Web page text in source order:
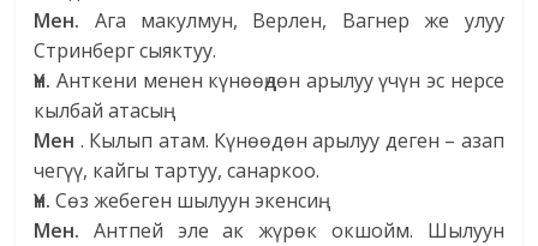
Мен. Ага макулмун, Верлен, Вагнер же улуу
Стринберг сыяктуу.
Үн. Анткени менен күнөөңдөн арылуу үчүн эс нерсе
кылбай атасың.
Мен . Кылып атам. Күнөөдөн арылуу деген – азап
чегүү, кайгы тартуу, санаркоо.
Үн.Сөз жебеген шылуун экенсиң.
Мен. Антпей эле ак жүрөк окшойм. Шылуун